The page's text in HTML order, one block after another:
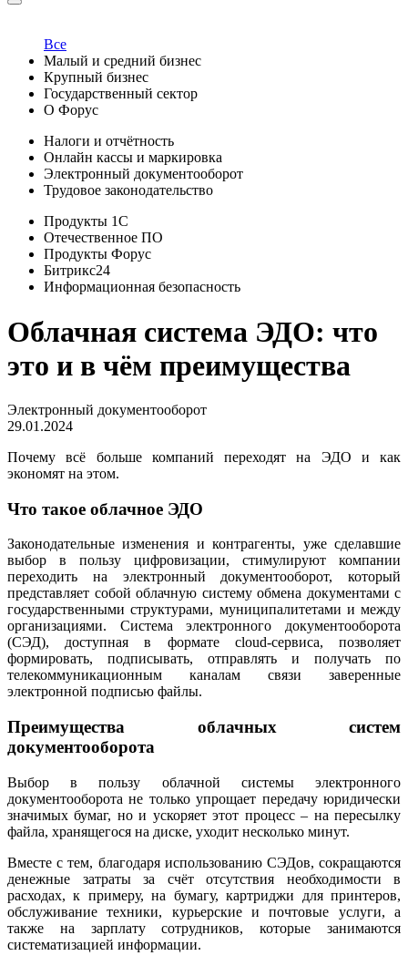
Все
Малый и средний бизнес
Крупный бизнес
Государственный сектор
О Форус
Налоги и отчётность
Онлайн кассы и маркировка
Электронный документооборот
Трудовое законодательство
Продукты 1С
Отечественное ПО
Продукты Форус
Битрикс24
Информационная безопасность
Облачная система ЭДО: что
это и в чём преимущества
Электронный документооборот
29.01.2024
Почему всё больше компаний переходят на ЭДО и как
экономят на этом.
Что такое облачное ЭДО
Законодательные изменения и контрагенты, уже сделавшие
выбор в пользу цифровизации, стимулируют компании
переходить на электронный документооборот, который
представляет собой облачную систему обмена документами с
государственными структурами, муниципалитетами и между
организациями. Система электронного документооборота
(СЭД), доступная в формате cloud-сервиса, позволяет
формировать, подписывать, отправлять и получать по
телекоммуникационным каналам связи заверенные
электронной подписью файлы.
Преимущества облачных систем
документооборота
Выбор в пользу облачной системы электронного
документооборота не только упрощает передачу юридически
значимых бумаг, но и ускоряет этот процесс – на пересылку
файла, хранящегося на диске, уходит несколько минут.
Вместе с тем, благодаря использованию СЭДов, сокращаются
денежные затраты за счёт отсутствия необходимости в
расходах, к примеру, на бумагу, картриджи для принтеров,
обслуживание техники, курьерские и почтовые услуги, а
также на зарплату сотрудников, которые занимаются
систематизацией информации.